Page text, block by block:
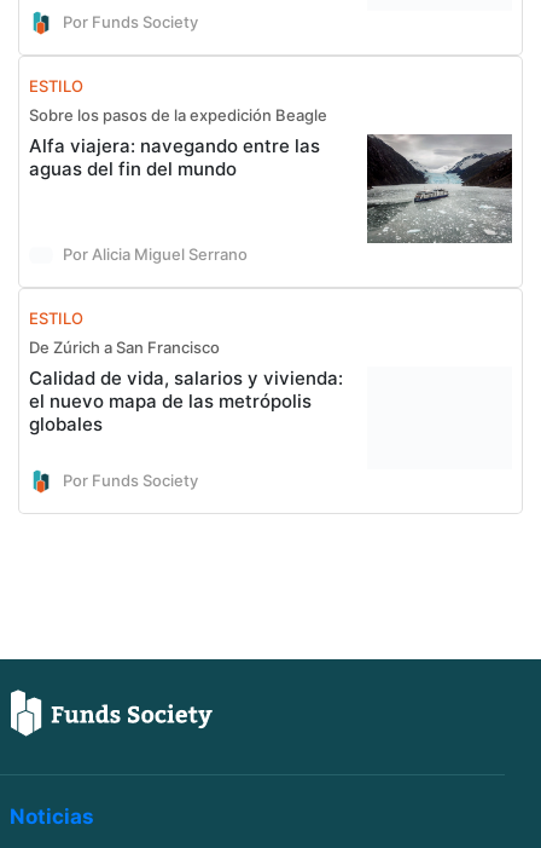
Por Funds Society
ESTILO
Sobre los pasos de la expedición Beagle
Alfa viajera: navegando entre las
aguas del fin del mundo
Por Alicia Miguel Serrano
ESTILO
De Zúrich a San Francisco
Calidad de vida, salarios y vivienda:
el nuevo mapa de las metrópolis
globales
Por Funds Society
Noticias